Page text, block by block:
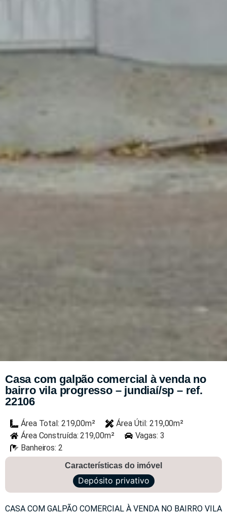
Casa com galpão comercial à venda no
bairro vila progresso – jundiaí/sp – ref.
22106
Área Total: 219,00m²
Área Útil: 219,00m²
Área Construída: 219,00m²
Vagas: 3
Banheiros: 2
Características do imóvel
Depósito privativo
CASA COM GALPÃO COMERCIAL À VENDA NO BAIRRO VILA